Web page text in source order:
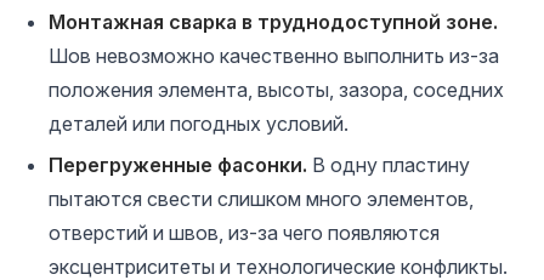
Монтажная сварка в труднодоступной зоне.
Шов невозможно качественно выполнить из-за
положения элемента, высоты, зазора, соседних
деталей или погодных условий.
Перегруженные фасонки. В одну пластину
пытаются свести слишком много элементов,
отверстий и швов, из-за чего появляются
эксцентриситеты и технологические конфликты.